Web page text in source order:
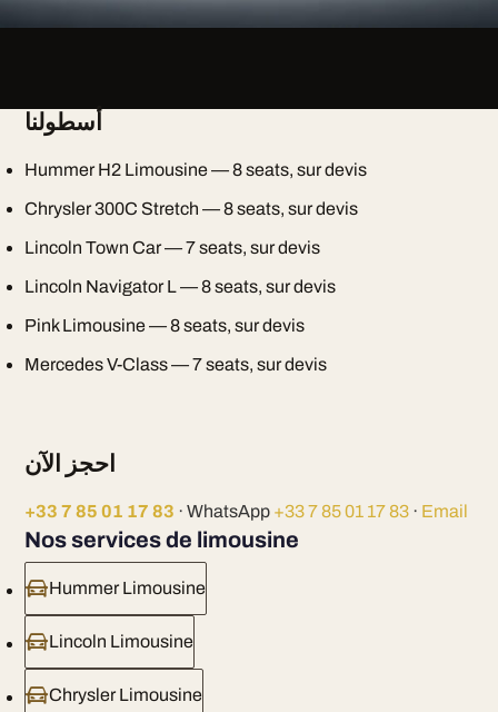
أسطولنا
Hummer H2 Limousine — 8 seats, sur devis
Chrysler 300C Stretch — 8 seats, sur devis
Lincoln Town Car — 7 seats, sur devis
Lincoln Navigator L — 8 seats, sur devis
Pink Limousine — 8 seats, sur devis
Mercedes V-Class — 7 seats, sur devis
احجز الآن
+33 7 85 01 17 83 · WhatsApp +33 7 85 01 17 83· Email
Nos services de limousine
Hummer Limousine
Lincoln Limousine
Chrysler Limousine